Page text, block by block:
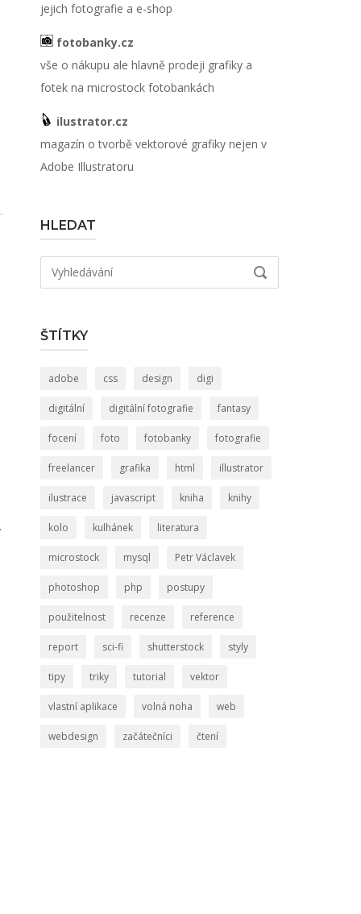
jejich fotografie a e-shop
fotobanky.cz
vše o nákupu ale hlavně prodeji grafiky a
fotek na microstock fotobankách
ilustrator.cz
magazín o tvorbě vektorové grafiky nejen v
Adobe Illustratoru
HLEDAT
Hledat:
VYHLEDÁVÁNÍ
ŠTÍTKY
adobe css design digi
digitální digitální fotografie fantasy
focení foto fotobanky fotografie
freelancer grafika html illustrator
ilustrace javascript kniha knihy
kolo kulhánek literatura
microstock mysql Petr Václavek
photoshop php postupy
použitelnost recenze reference
report sci-fi shutterstock styly
tipy triky tutorial vektor
vlastní aplikace volná noha web
webdesign začátečníci čtení